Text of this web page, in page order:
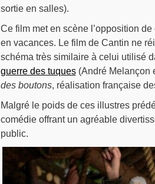
sortie en salles).
Ce film met en scène l’opposition
en vacances. Le film de Cantin ne
schéma très similaire à celui utilisé
guerre des tuques(André Melançon
des boutons, réalisation française
Malgré le poids de ces illustres
comédie offrant un agréable
public.